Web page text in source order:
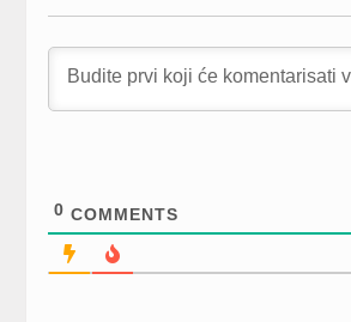
0 COMMENTS